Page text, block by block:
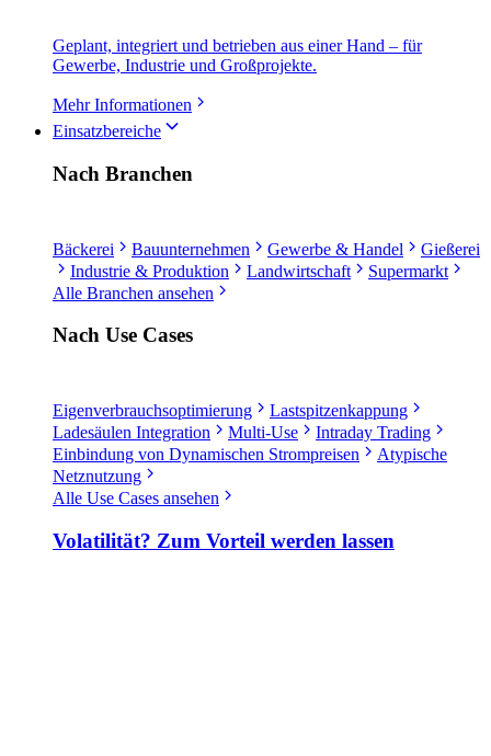
Geplant, integriert und betrieben aus einer Hand – für
Gewerbe, Industrie und Großprojekte.
Mehr Informationen
Einsatzbereiche
Nach Branchen
Bäckerei Bauunternehmen Gewerbe & Handel
Gießerei
Industrie & Produktion
Landwirtschaft
Supermarkt
Alle Branchen ansehen
Nach Use Cases
Eigenverbrauchsoptimierung
Lastspitzenkappung
Ladesäulen Integration
Multi-Use
Intraday Trading
Einbindung von Dynamischen Strompreisen
Atypische
Netznutzung
Alle Use Cases ansehen
Volatilität? Zum Vorteil werden lassen